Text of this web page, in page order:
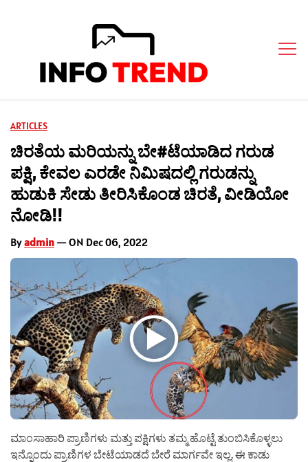
ARTICLES
ಚಿರತೆಯ ಮರಿಯನ್ನು ಬೇ#ಟೆಯಾಡಿದ ಗರುಡ
ಪಕ್ಷಿ, ಕೇವಲ ಎರಡೇ ನಿಮಿಷದಲ್ಲಿ ಗರುಡನ್ನು
ಹುಡುಕಿ ಸೇಡು ತೀರಿಸಿಕೊಂಡ ಚಿರತೆ, ವೀಡಿಯೋ
ನೋಡಿ!!
Byadmin — ON Dec 06, 2022
ಮಾಂಸಾಹಾರಿ ಪ್ರಾಣಿಗಳು ಮತ್ತು ಪಕ್ಷಿಗಳು ತಮ್ಮ ಹೊಟ್ಟೆ ತುಂಬಿಸಿಕೊಳ್ಳಲು
ಇನ್ನೊಂದು ಪ್ರಾಣಿಗಳ ಬೇಟೆಯಾಡದೆ ಬೇರೆ ಮಾರ್ಗವೇ ಇಲ್ಲ. ಈ ಕಾಡು